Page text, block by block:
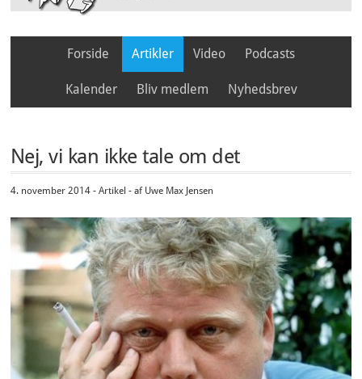
Forside Artikler Video Podcasts
Kalender Bliv medlem Nyhedsbrev
Nej, vi kan ikke tale om det
4. november 2014 - Artikel - af Uwe Max Jensen